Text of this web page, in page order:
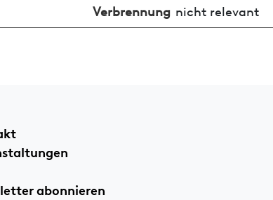
Verbrennung nicht relevant
abonnieren